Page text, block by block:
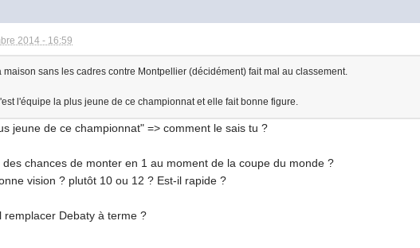
2014 - 16:59
maison sans les cadres contre Montpellier (décidément) fait mal au classement.
l'équipe la plus jeune de ce championnat et elle fait bonne figure.
jeune de ce championnat" => comment le sais tu ?
des chances de monter en 1 au moment de la coupe du monde ?
vision ? plutôt 10 ou 12 ? Est-il rapide ?
remplacer Debaty à terme ?